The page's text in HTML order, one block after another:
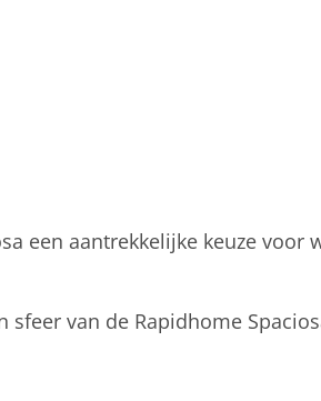
een aantrekkelijke keuze voor
van de Rapidhome